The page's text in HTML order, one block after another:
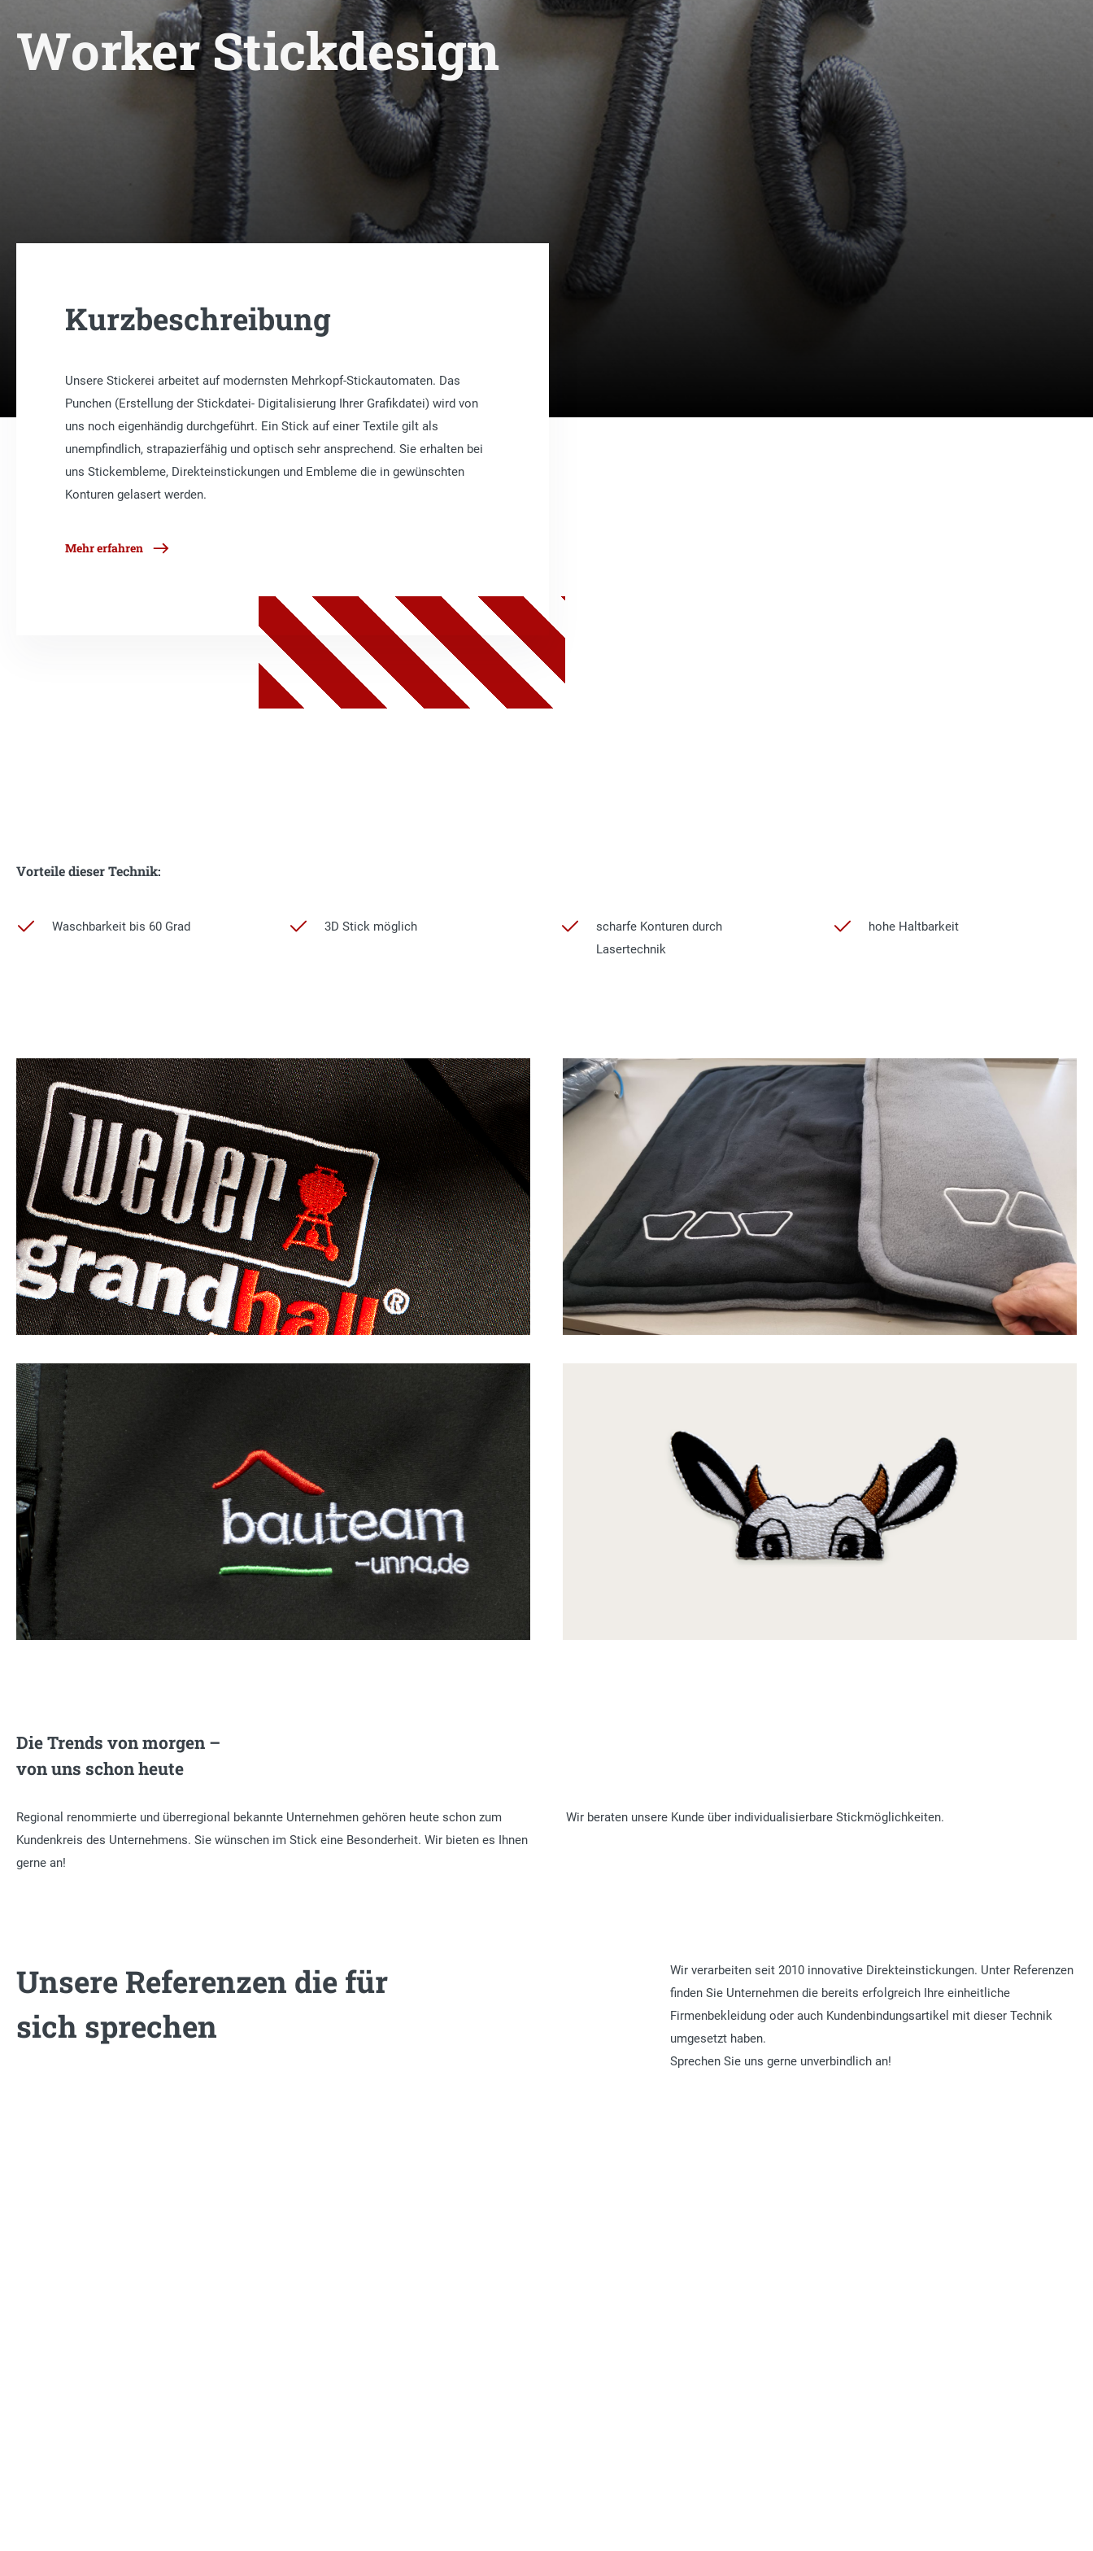
Worker Stickdesign
Kurzbeschreibung
Unsere Stickerei arbeitet auf modernsten Mehrkopf-Stickautomaten. Das
Punchen (Erstellung der Stickdatei- Digitalisierung Ihrer Grafikdatei) wird von
uns noch eigenhändig durchgeführt. Ein Stick auf einer Textile gilt als
unempfindlich, strapazierfähig und optisch sehr ansprechend. Sie erhalten bei
uns Stickembleme, Direkteinstickungen und Embleme die in gewünschten
Konturen gelasert werden.
Mehr erfahren
Vorteile dieser Technik:
Waschbarkeit bis 60 Grad 3D Stick möglich
scharfe Konturen durch
Lasertechnik
hohe Haltbarkeit
Die Trends von morgen –
von uns schon heute
Regional renommierte und überregional bekannte Unternehmen gehören heute schon zum
Kundenkreis des Unternehmens. Sie wünschen im Stick eine Besonderheit. Wir bieten es Ihnen
gerne an!
Wir beraten unsere Kunde über individualisierbare Stickmöglichkeiten.
Unsere Referenzen die für
sich sprechen
Wir verarbeiten seit 2010 innovative Direkteinstickungen. Unter Referenzen
finden Sie Unternehmen die bereits erfolgreich Ihre einheitliche
Firmenbekleidung oder auch Kundenbindungsartikel mit dieser Technik
umgesetzt haben.
Sprechen Sie uns gerne unverbindlich an!